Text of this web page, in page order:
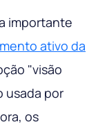
importante
ativo da
"visão
usada por
os